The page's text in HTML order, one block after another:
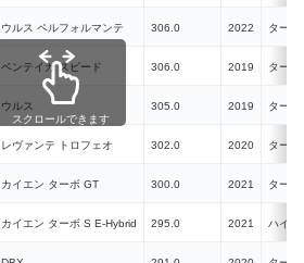
ウルス ペルフォルマンテ 306.0 2022 ターボ
ベンテイガ スピード 306.0 2019 ターボ
ウルス 305.0 2019 ターボ
レヴァンテ トロフェオ 302.0 2020 ターボ
カイエン ターボ GT 300.0 2021 ターボ
カイエン ターボ S E-Hybrid 295.0 2021 ハイブ
スクロールできます